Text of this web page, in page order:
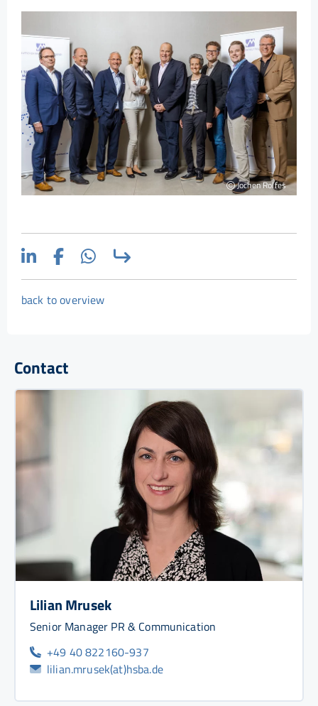
Jochen Rolfes
back to overview
Contact
Lilian Mrusek
Senior Manager PR & Communication
+49 40 822160-937
lilian.mrusek(at)hsba.de